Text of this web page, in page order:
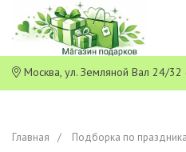
Москва, ул. Земляной Вал 24/
Главная Подборка по